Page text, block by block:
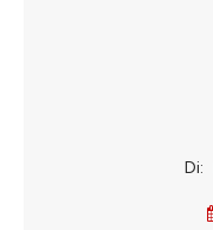
Di: